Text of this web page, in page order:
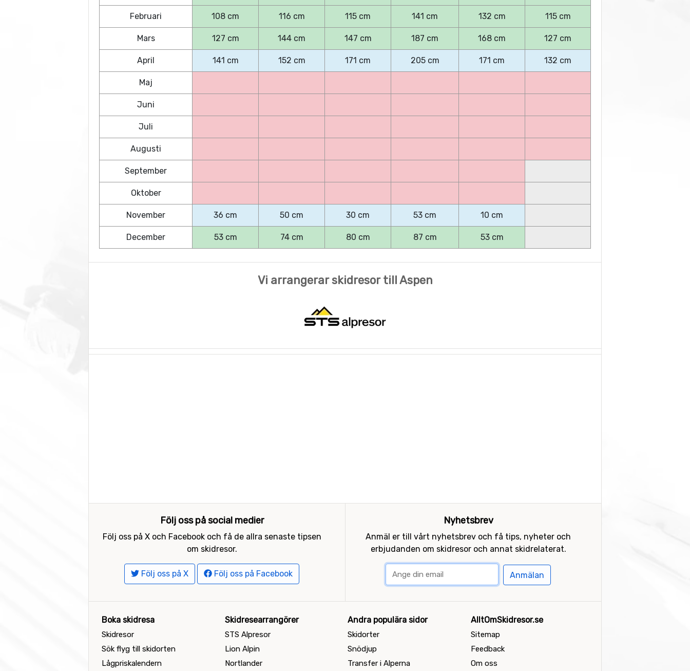
Februari 108 cm 116 cm 115 cm 141 cm 132 cm 115 cm
Mars 127 cm 144 cm 147 cm 187 cm 168 cm 127 cm
April 141 cm 152 cm 171 cm 205 cm 171 cm 132 cm
Maj
Juni
Juli
Augusti
September
Oktober
November 36 cm 50 cm 30 cm 53 cm 10 cm
December 53 cm 74 cm 80 cm 87 cm 53 cm
Vi arrangerar skidresor till Aspen
Följ oss på social medier
Följ oss på X och Facebook och få de allra senaste tipsen
om skidresor.
Följ oss på X Följ oss på Facebook
Nyhetsbrev
Anmäl er till vårt nyhetsbrev och få tips, nyheter och
erbjudanden om skidresor och annat skidrelaterat.
Anmälan
Boka skidresa
Skidresor
Sök flyg till skidorten
Lågpriskalendern
Skidresearrangörer
STS Alpresor
Lion Alpin
Nortlander
Andra populära sidor
Skidorter
Snödjup
Transfer i Alperna
AlltOmSkidresor.se
Sitemap
Feedback
Om oss